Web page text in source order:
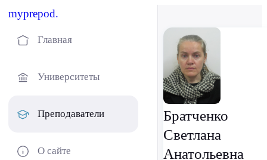
myprepod.
Главная
Университеты
Преподаватели
О сайте
Братченко
Светлана
Анатольевна